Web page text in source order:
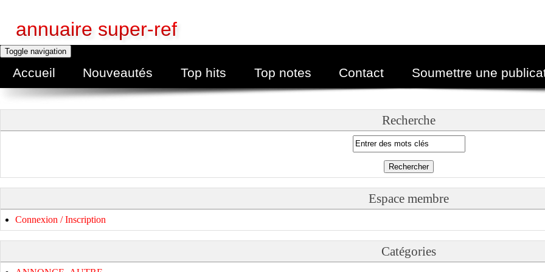
annuaire super-ref
Toggle navigation
Accueil Nouveautés Top hits Top notes Contact Soumettre une
Recherche
Espace membre
Connexion / Inscription
Catégories